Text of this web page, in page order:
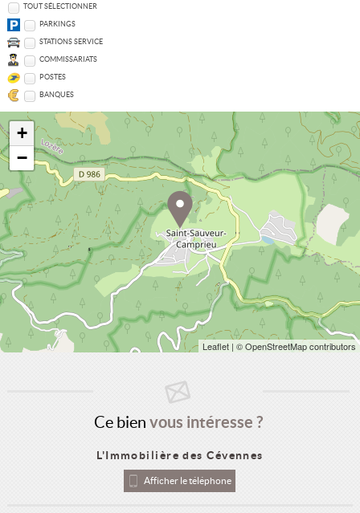
TOUT SÉLECTIONNER
PARKINGS
STATIONS SERVICE
COMMISSARIATS
POSTES
BANQUES
+
−
Leaflet | © OpenStreetMap contributors
Ce bien vous intéresse ?
L'Immobilière des Cévennes
Afficher le téléphone